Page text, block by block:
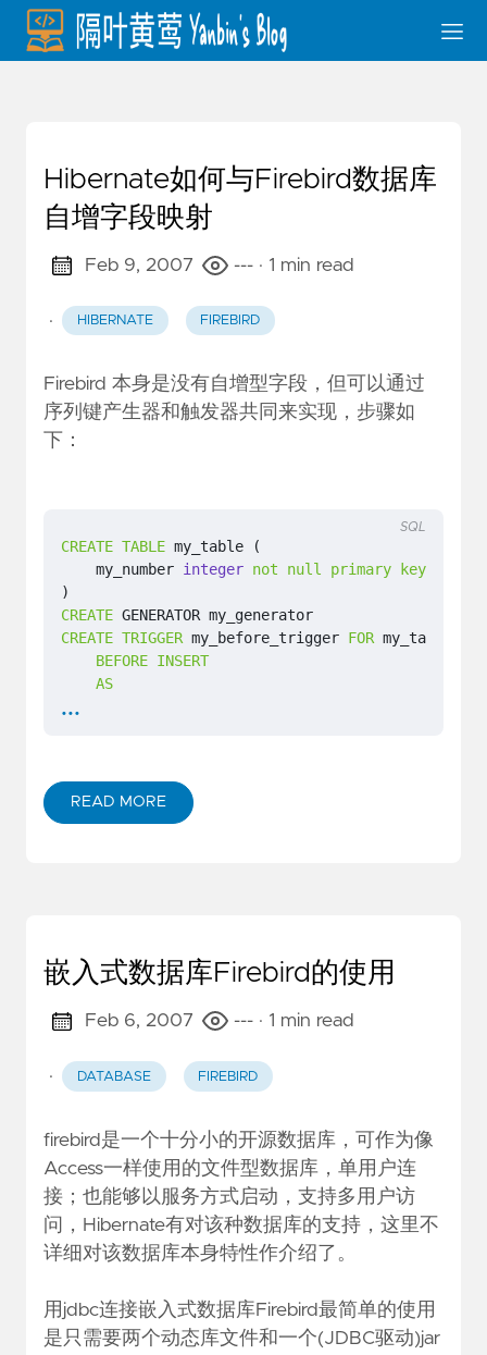
Hibernate如何与Firebird数据库
自增字段映射
Feb 9, 2007 --- · 1 min read
· HIBERNATE FIREBIRD
Firebird 本身是没有自增型字段，但可以通过
序列键产生器和触发器共同来实现，步骤如
下：
CREATE TABLE my_table
(
my_number integer not null primary
key
)
CREATE GENERATOR my_generator
CREATE TRIGGER my_before_trigger FOR my_table
BEFORE INSERT
AS
...
SQL
READ MORE
嵌入式数据库Firebird的使用
Feb 6, 2007 --- · 1 min read
· DATABASE FIREBIRD
firebird是一个十分小的开源数据库，可作为像
Access一样使用的文件型数据库，单用户连
接；也能够以服务方式启动，支持多用户访
问，Hibernate有对该种数据库的支持，这里不
详细对该数据库本身特性作介绍了。
用jdbc连接嵌入式数据库Firebird最简单的使用
是只需要两个动态库文件和一个(JDBC驱动)jar